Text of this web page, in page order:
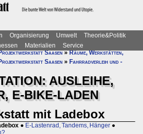
Organisierung Umwelt
Theorie&Politik
Materialien
Service
Saasen»Räume, Werkstätten,
Saasen » Fahrradverleih und -
AUSLEIHE,
E-BIKE-LADEN
mit Ladebox
● E-Lastenrad, Tandems, Hänger ●